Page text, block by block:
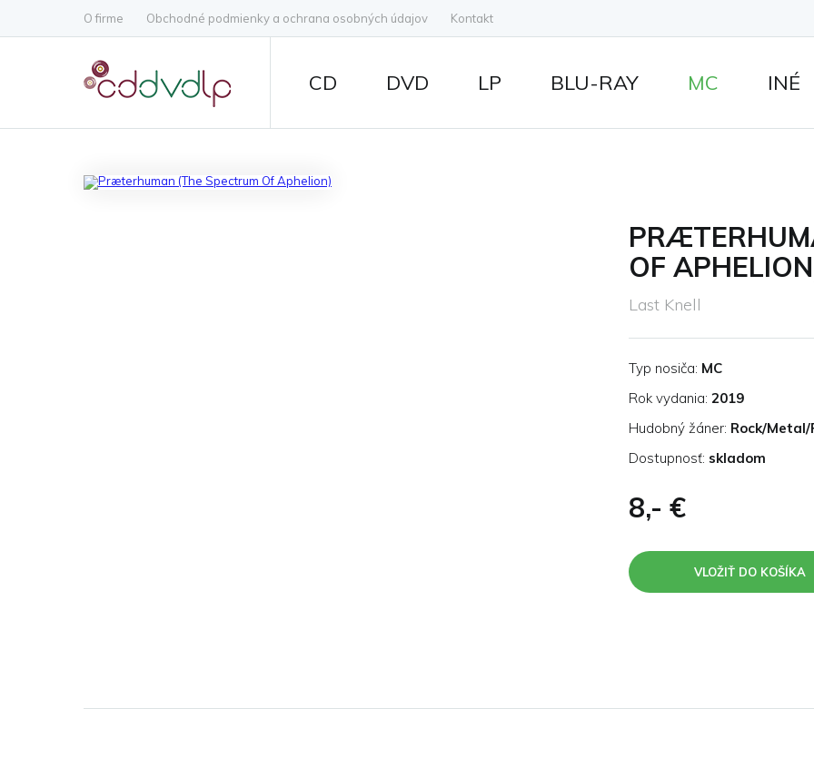
O firme Obchodné podmienky a ochrana osobných údajov Kontakt
CD DVD LP BLU-RAY MC INÉ
OF
Last Knell
Typ nosiča: MC
Rok vydania: 2019
Hudobný žáner: Rock/Metal/
Dostupnosť: skladom
8,- €